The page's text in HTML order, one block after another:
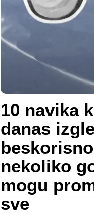
10 navika
danas
nekoliko
mogu
sve